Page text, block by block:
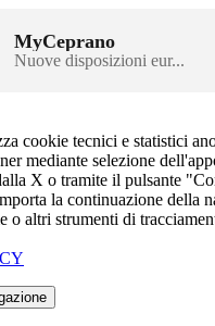
MyCeprano
Nuove disposizioni eur...
cookie tecnici e statistici
mediante selezione
X o tramite il pulsante
la continuazione della
o altri strumenti di